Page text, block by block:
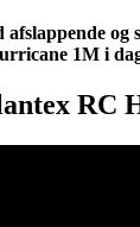
og
1M i
RC